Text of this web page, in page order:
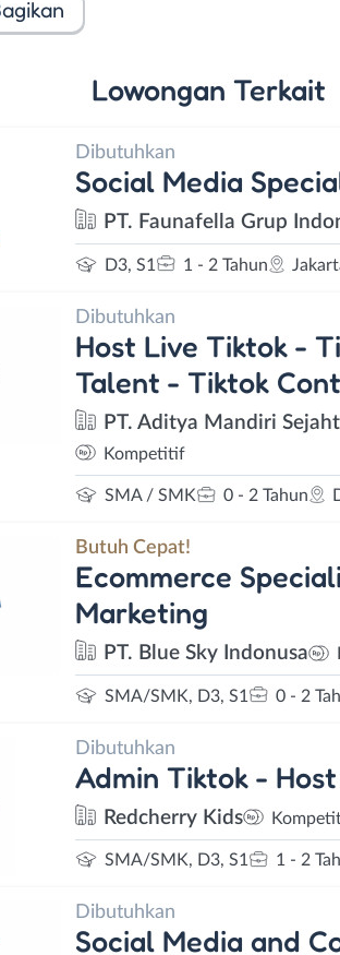
Lowongan Terkait
Dibutuhkan
Social Media
PT. Faunafella Grup
D3, S1 1 - 2 Tahun
Dibutuhkan
Host Live Tiktok -
Talent - Tiktok
PT. Aditya Mandiri
Kompetitif
SMA / SMK 0 - 2 Tahun
Butuh Cepat!
Ecommerce
Marketing
PT. Blue Sky Indonusa
SMA/SMK, D3, S1 0 - 2
Dibutuhkan
Admin Tiktok -
Redcherry Kids
SMA/SMK, D3, S1 1 - 2
Dibutuhkan
Social Media and